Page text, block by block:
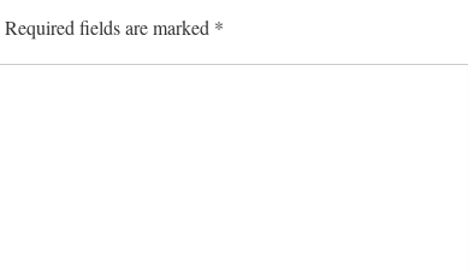
Required fields are marked *